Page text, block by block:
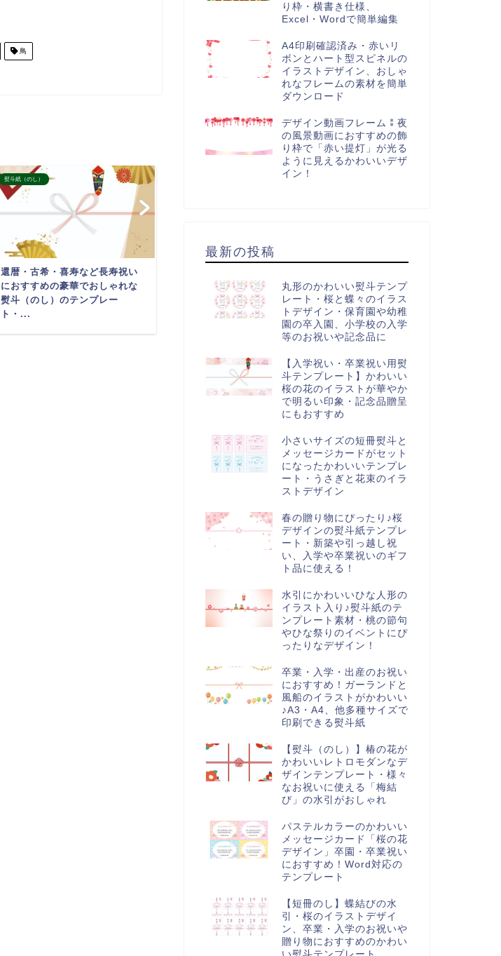
鳥
熨斗紙（のし）
還暦・古希・喜寿など長寿祝い
におすすめの豪華でおしゃれな
熨斗（のし）のテンプレー
ト・...
斗紙のテンプレート・幸せの青
い鳥が描かれたイラスト、蝶
プレート！風船のイラストデザ
イン・蝶結びの水引付き(A3...
り枠・横書き仕様、
Excel・Wordで簡単編集
A4印刷確認済み・赤いリ
ボンとハート型スピネルの
イラストデザイン、おしゃ
れなフレームの素材を簡単
ダウンロード
デザイン動画フレーム⁑夜
の風景動画におすすめの飾
り枠で「赤い提灯」が光る
ように見えるかわいいデザ
イン！
最新の投稿
丸形のかわいい熨斗テンプ
レート・桜と蝶々のイラス
トデザイン・保育園や幼稚
園の卒入園、小学校の入学
等のお祝いや記念品に
【入学祝い・卒業祝い用熨
斗テンプレート】かわいい
桜の花のイラストが華やか
で明るい印象・記念品贈呈
にもおすすめ
小さいサイズの短冊熨斗と
メッセージカードがセット
になったかわいいテンプレ
ート・うさぎと花束のイラ
ストデザイン
春の贈り物にぴったり♪桜
デザインの熨斗紙テンプレ
ート・新築や引っ越し祝
い、入学や卒業祝いのギフ
ト品に使える！
水引にかわいいひな人形の
イラスト入り♪熨斗紙のテ
ンプレート素材・桃の節句
やひな祭りのイベントにぴ
ったりなデザイン！
卒業・入学・出産のお祝い
におすすめ！ガーランドと
風船のイラストがかわいい
♪A3・A4、他多種サイズで
印刷できる熨斗紙
【熨斗（のし）】椿の花が
かわいいレトロモダンなデ
ザインテンプレート・様々
なお祝いに使える「梅結
び」の水引がおしゃれ
パステルカラーのかわいい
メッセージカード「桜の花
デザイン」卒園・卒業祝い
におすすめ！Word対応の
テンプレート
【短冊のし】蝶結びの水
引・桜のイラストデザイ
ン、卒業・入学のお祝いや
贈り物におすすめのかわい